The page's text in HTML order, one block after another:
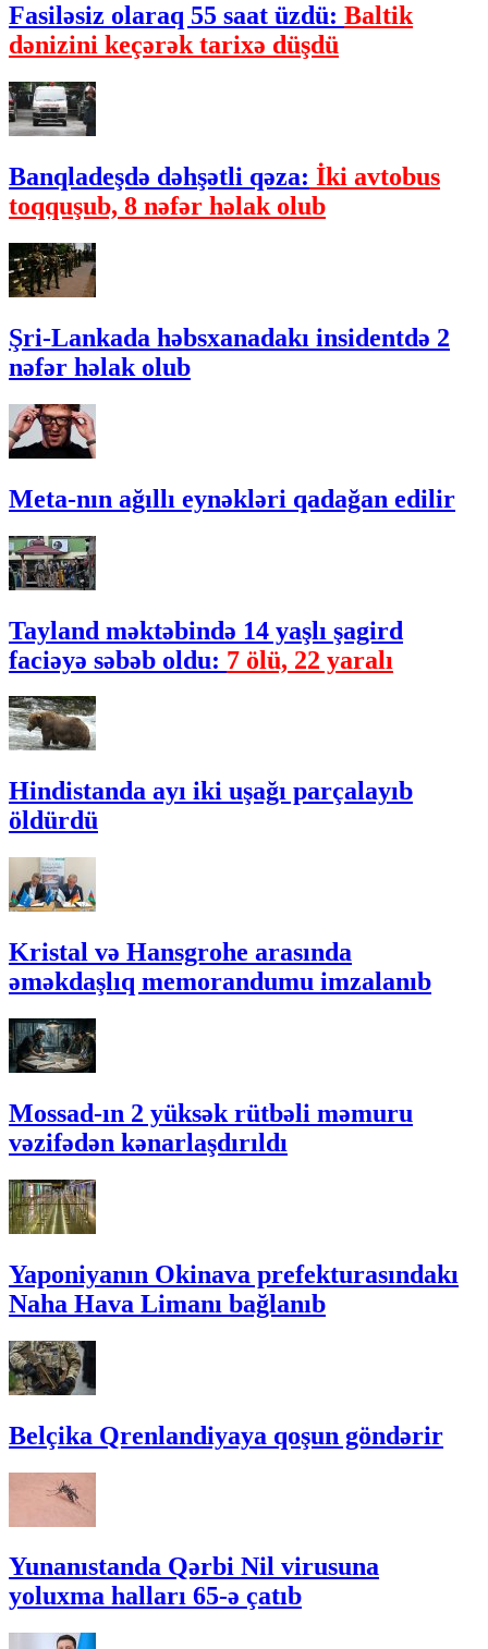
Fasiləsiz olaraq 55 saat üzdü: Baltik
dənizini keçərək tarixə düşdü
Banqladeşdə dəhşətli qəza: İki avtobus
toqquşub, 8 nəfər həlak olub
Şri-Lankada həbsxanadakı insidentdə 2
nəfər həlak olub
Meta-nın ağıllı eynəkləri qadağan edilir
Tayland məktəbində 14 yaşlı şagird
faciəyə səbəb oldu: 7 ölü, 22 yaralı
Hindistanda ayı iki uşağı parçalayıb
öldürdü
Kristal və Hansgrohe arasında
əməkdaşlıq memorandumu imzalanıb
Mossad-ın 2 yüksək rütbəli məmuru
vəzifədən kənarlaşdırıldı
Yaponiyanın Okinava prefekturasındakı
Naha Hava Limanı bağlanıb
Belçika Qrenlandiyaya qoşun göndərir
Yunanıstanda Qərbi Nil virusuna
yoluxma halları 65-ə çatıb